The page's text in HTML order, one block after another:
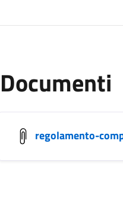
Documenti
regolamento-